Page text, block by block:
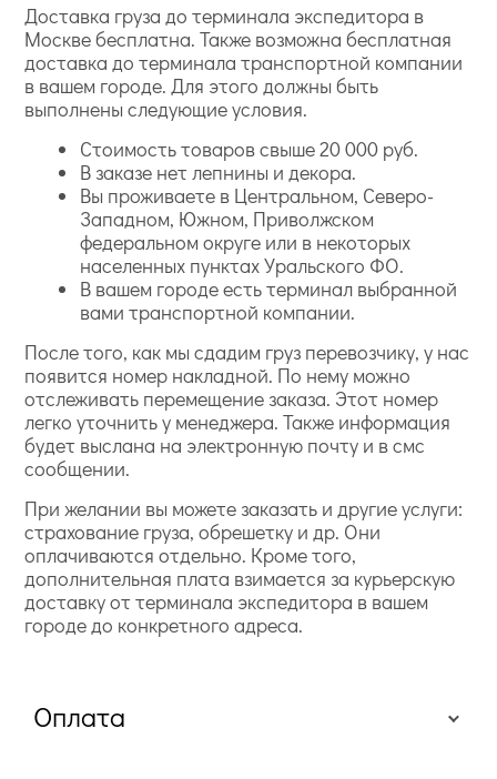
Доставка груза до терминала экспедитора в
Москве бесплатна. Также возможна бесплатная
доставка до терминала транспортной компании
в вашем городе. Для этого должны быть
выполнены следующие условия.
Стоимость товаров свыше 20 000 руб.
В заказе нет лепнины и декора.
Вы проживаете в Центральном, Северо-
Западном, Южном, Приволжском
федеральном округе или в некоторых
населенных пунктах Уральского ФО.
В вашем городе есть терминал выбранной
вами транспортной компании.
После того, как мы сдадим груз перевозчику, у нас
появится номер накладной. По нему можно
отслеживать перемещение заказа. Этот номер
легко уточнить у менеджера. Также информация
будет выслана на электронную почту и в смс
сообщении.
При желании вы можете заказать и другие услуги:
страхование груза, обрешетку и др. Они
оплачиваются отдельно. Кроме того,
дополнительная плата взимается за курьерскую
доставку от терминала экспедитора в вашем
городе до конкретного адреса.
Оплата